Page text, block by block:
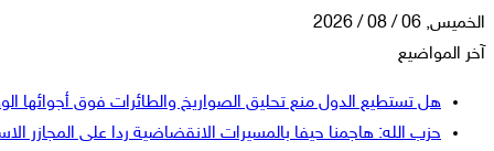
الخميس, 06 / 08 / 2026
آخر المواضيع
هل تستطيع الدول منع تحليق الصواريخ والطائرات فوق أجوائها
حزب الله: هاجمنا حيفا بالمسيرات الانقضاضية ردا على المجازر